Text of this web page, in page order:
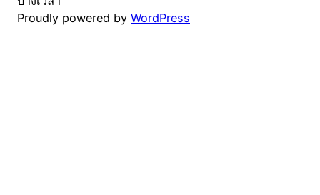
Proudly powered by WordPress